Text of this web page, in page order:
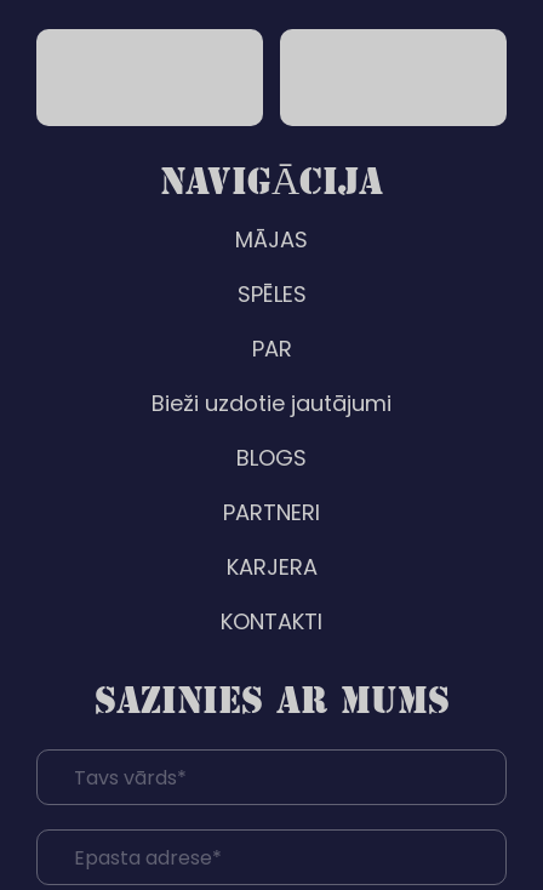
NAVIGĀCIJA
MĀJAS
SPĒLES
PAR
Bieži uzdotie jautājumi
BLOGS
PARTNERI
KARJERA
KONTAKTI
SAZINIES AR MUMS